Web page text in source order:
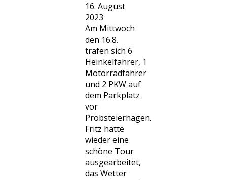
16. August
2023
Am Mittwoch
den 16.8.
trafen sich 6
Heinkelfahrer, 1
Motorradfahrer
und 2 PKW auf
dem Parkplatz
vor
Probsteierhagen.
Fritz hatte
wieder eine
schöne Tour
ausgearbeitet,
das Wetter